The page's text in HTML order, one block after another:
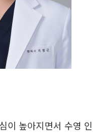
이 높아지면서 수영 인